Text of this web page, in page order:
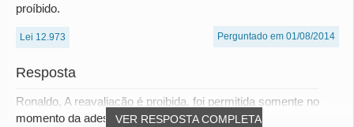
proíbido.
Lei 12.973 Perguntado em 01/08/2014
Resposta
VER RESPOSTA COMPLETA
Ronaldo, A reavaliação é proibida, foi permitida somente no
momento da adesão as normas internacio...